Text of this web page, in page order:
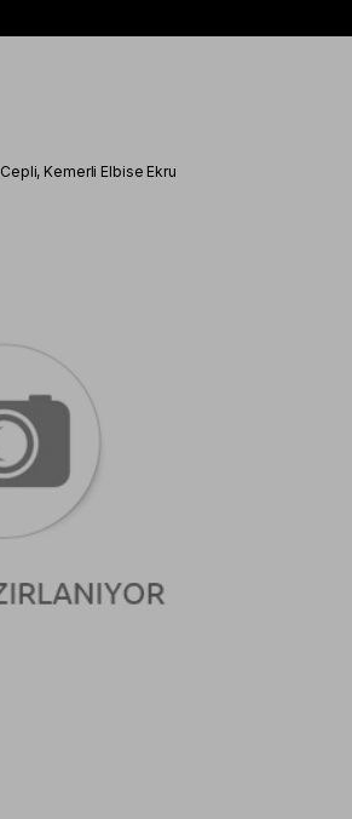
Cepli, Kemerli Elbise Ekru